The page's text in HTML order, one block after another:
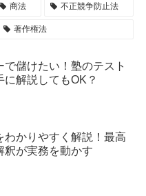
商法 不正競争防止法
著作権法
で儲けたい！塾のテスト
に解説してもOK？
わかりやすく解説！最高
釈が実務を動かす